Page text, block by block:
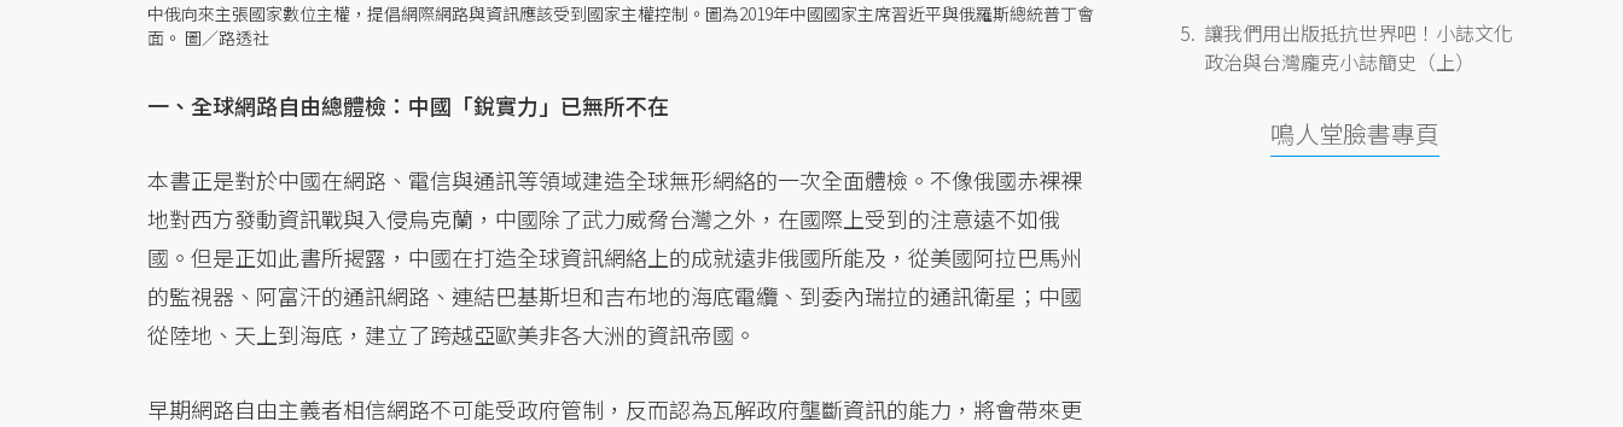
中俄向來主張國家數位主權，提倡網際網路與資訊應該受到國家主權控制。圖為2019年中國國家主席習近平與俄羅斯總統普丁會
面。 圖／路透社
一、全球網路自由總體檢：中國「銳實力」已無所不在
本書正是對於中國在網路、電信與通訊等領域建造全球無形網絡的一次全面體檢。不像俄國赤裸裸
地對西方發動資訊戰與入侵烏克蘭，中國除了武力威脅台灣之外，在國際上受到的注意遠不如俄
國。但是正如此書所揭露，中國在打造全球資訊網絡上的成就遠非俄國所能及，從美國阿拉巴馬州
的監視器、阿富汗的通訊網路、連結巴基斯坦和吉布地的海底電纜、到委內瑞拉的通訊衛星；中國
從陸地、天上到海底，建立了跨越亞歐美非各大洲的資訊帝國。
早期網路自由主義者相信網路不可能受政府管制，反而認為瓦解政府壟斷資訊的能力，將會帶來更
讓我們用出版抵抗世界吧！小誌文化
政治與台灣龐克小誌簡史（上）
鳴人堂臉書專頁